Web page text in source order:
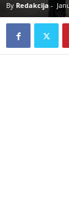
By Redakcija-